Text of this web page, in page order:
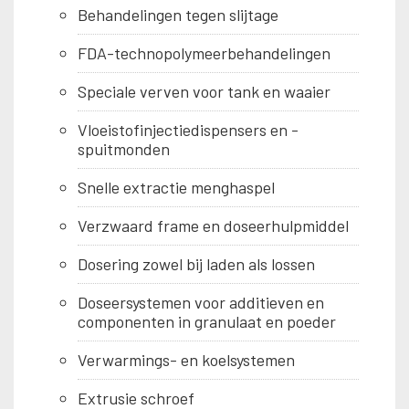
Behandelingen tegen slijtage
FDA-technopolymeerbehandelingen
Speciale verven voor tank en waaier
Vloeistofinjectiedispensers en -
spuitmonden
Snelle extractie menghaspel
Verzwaard frame en doseerhulpmiddel
Dosering zowel bij laden als lossen
Doseersystemen voor additieven en
componenten in granulaat en poeder
Verwarmings- en koelsystemen
Extrusie schroef